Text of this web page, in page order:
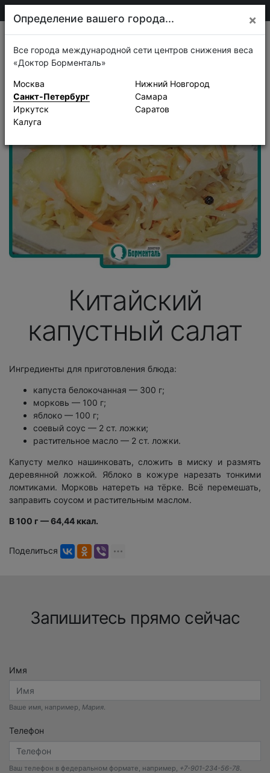
Рецепты
Китайский
капустный салат
Ингредиенты для приготовления блюда:
капуста белокочанная — 300 г;
морковь — 100 г;
яблоко — 100 г;
соевый соус — 2 ст. ложки;
растительное масло — 2 ст. ложки.
Капусту мелко нашинковать, сложить в миску и размять
деревянной ложкой. Яблоко в кожуре нарезать тонкими
ломтиками. Морковь натереть на тёрке. Всё перемешать,
заправить соусом и растительным маслом.
В 100 г — 64,44 ккал.
Поделиться
Запишитесь прямо сейчас
Имя
Ваше имя, например, Мария.
Телефон
Ваш телефон в федеральном формате, например, +7-901-234-56-78
Определение вашего города... ×
Все города международной сети центров снижения веса
«Доктор Борменталь»
Москва
Санкт-Петербург
Иркутск
Калуга
Нижний Новгород
Самара
Саратов